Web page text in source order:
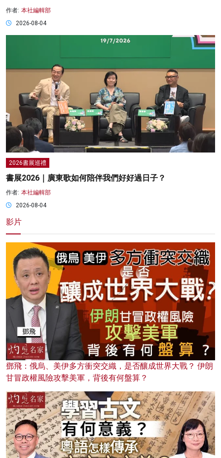
作者: 本社編輯部
2026-08-04
2026書展巡禮
書展2026｜廣東歌如何陪伴我們好好過日子？
作者: 本社編輯部
2026-08-04
影片
鄧飛：俄烏、美伊多方衝突交織，是否釀成世界大戰？ 伊朗
甘冒政權風險攻擊美軍，背後有何盤算？